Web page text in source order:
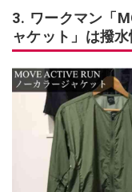
3. ワークマン「
ャケット」は撥水